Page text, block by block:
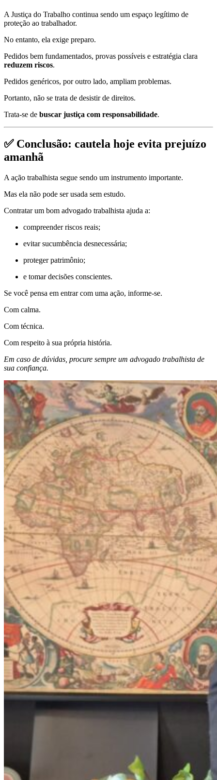
A Justiça do Trabalho continua sendo um espaço legítimo de
proteção ao trabalhador.
No entanto, ela exige preparo.
Pedidos bem fundamentados, provas possíveis e estratégia clara
reduzem riscos.
Pedidos genéricos, por outro lado, ampliam problemas.
Portanto, não se trata de desistir de direitos.
Trata-se de buscar justiça com responsabilidade.
✅ Conclusão: cautela hoje evita prejuízo
amanhã
A ação trabalhista segue sendo um instrumento importante.
Mas ela não pode ser usada sem estudo.
Contratar um bom advogado trabalhista ajuda a:
compreender riscos reais;
evitar sucumbência desnecessária;
proteger patrimônio;
e tomar decisões conscientes.
Se você pensa em entrar com uma ação, informe-se.
Com calma.
Com técnica.
Com respeito à sua própria história.
Em caso de dúvidas, procure sempre um advogado trabalhista de
sua confiança.